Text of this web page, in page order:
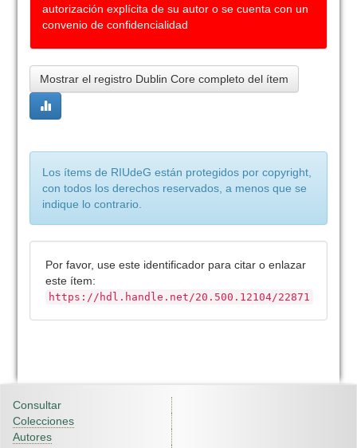
autorización explícita de su autor o se cuenta con un
convenio de confidencialidad
Mostrar el registro Dublin Core completo del ítem
Los ítems de RIUdeG están protegidos por copyright,
con todos los derechos reservados, a menos que se
indique lo contrario.
Por favor, use este identificador para citar o enlazar
este ítem:
https://hdl.handle.net/20.500.12104/22871
Consultar
Colecciones
Autores